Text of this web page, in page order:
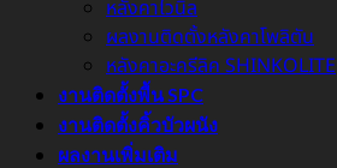
หลังคาไวนิล
ผลงานติดตั้งหลังคาโพลิตัน
หลังคาอะครีลิค SHINKOLITE
งานติดตั้งพื้น SPC
งานติดตั้งคิ้วบัวผนัง
ผลงานเพิ่มเติม